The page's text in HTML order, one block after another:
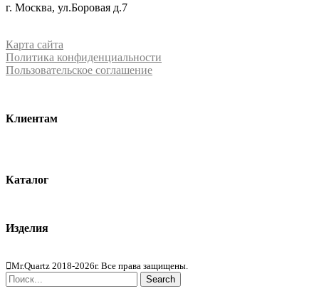
г. Москва, ул.Боровая д.7
Карта сайта
Политика конфиденциальности
Пользовательское соглашение
Клиентам
Каталог
Изделия
Mr.Quartz 2018-2026г. Все права защищены.
Search